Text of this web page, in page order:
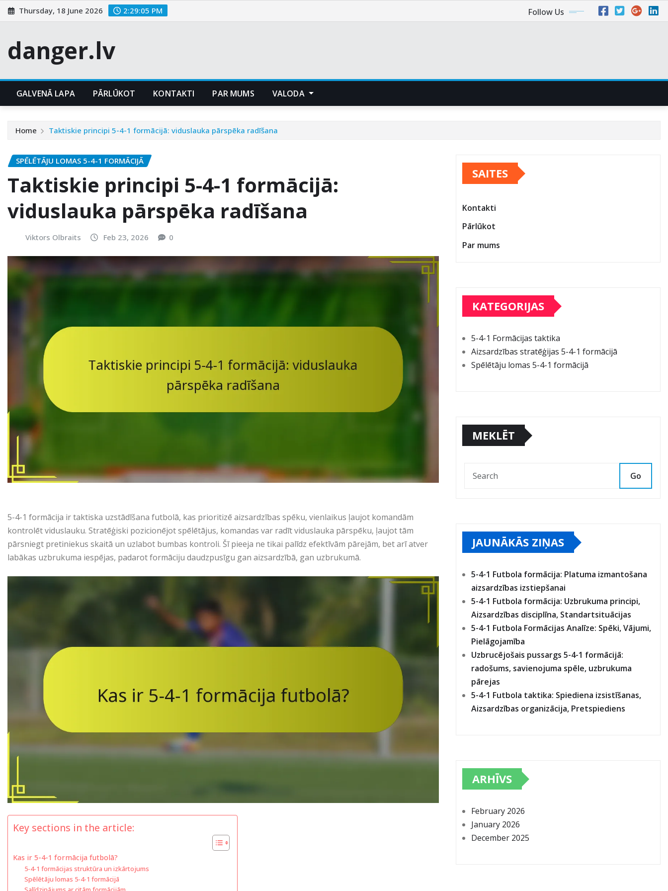
Skip
to
Thursday, 18 June 2026 2:29:07 PM Follow Us
danger.lv
GALVENĀ LAPA PĀRLŪKOT KONTAKTI PAR MUMS VALODA
Home Taktiskie principi 5-4-1 formācijā: viduslauka pārspēka radīšana
SPĒLĒTĀJU LOMAS 5-4-1 FORMĀCIJĀ
Taktiskie principi 5-4-1 formācijā:
viduslauka pārspēka radīšana
Viktors Olbraits Feb 23, 2026 0
5-4-1 formācija ir taktiska uzstādīšana futbolā, kas prioritizē aizsardzības spēku, vienlaikus ļaujot komandām
kontrolēt viduslauku. Stratēģiski pozicionējot spēlētājus, komandas var radīt viduslauka pārspēku, ļaujot tām
pārsniegt pretiniekus skaitā un uzlabot bumbas kontroli. Šī pieeja ne tikai palīdz efektīvām pārejām, bet arī atver
labākas uzbrukuma iespējas, padarot formāciju daudzpusīgu gan aizsardzībā, gan uzbrukumā.
Key sections in the article:
Kas ir 5-4-1 formācija futbolā?
5-4-1 formācijas struktūra un izkārtojums
Spēlētāju lomas 5-4-1 formācijā
SAITES
Kontakti
Pārlūkot
Par mums
KATEGORIJAS
5-4-1 Formācijas taktika
Aizsardzības stratēģijas 5-4-1 formācijā
Spēlētāju lomas 5-4-1 formācijā
MEKLĒT
Go
JAUNĀKĀS ZIŅAS
5-4-1 Futbola formācija: Platuma izmantošana
aizsardzības izstiepšanai
5-4-1 Futbola formācija: Uzbrukuma principi,
Aizsardzības disciplīna, Standartsituācijas
5-4-1 Futbola Formācijas Analīze: Spēki, Vājumi,
Pielāgojamība
Uzbrucējošais pussargs 5-4-1 formācijā:
radošums, savienojuma spēle, uzbrukuma
pārejas
5-4-1 Futbola taktika: Spiediena izsistīšanas,
Aizsardzības organizācija, Pretspiediens
ARHĪVS
February 2026
January 2026
December 2025